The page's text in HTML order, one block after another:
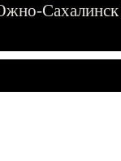
Сахалинск